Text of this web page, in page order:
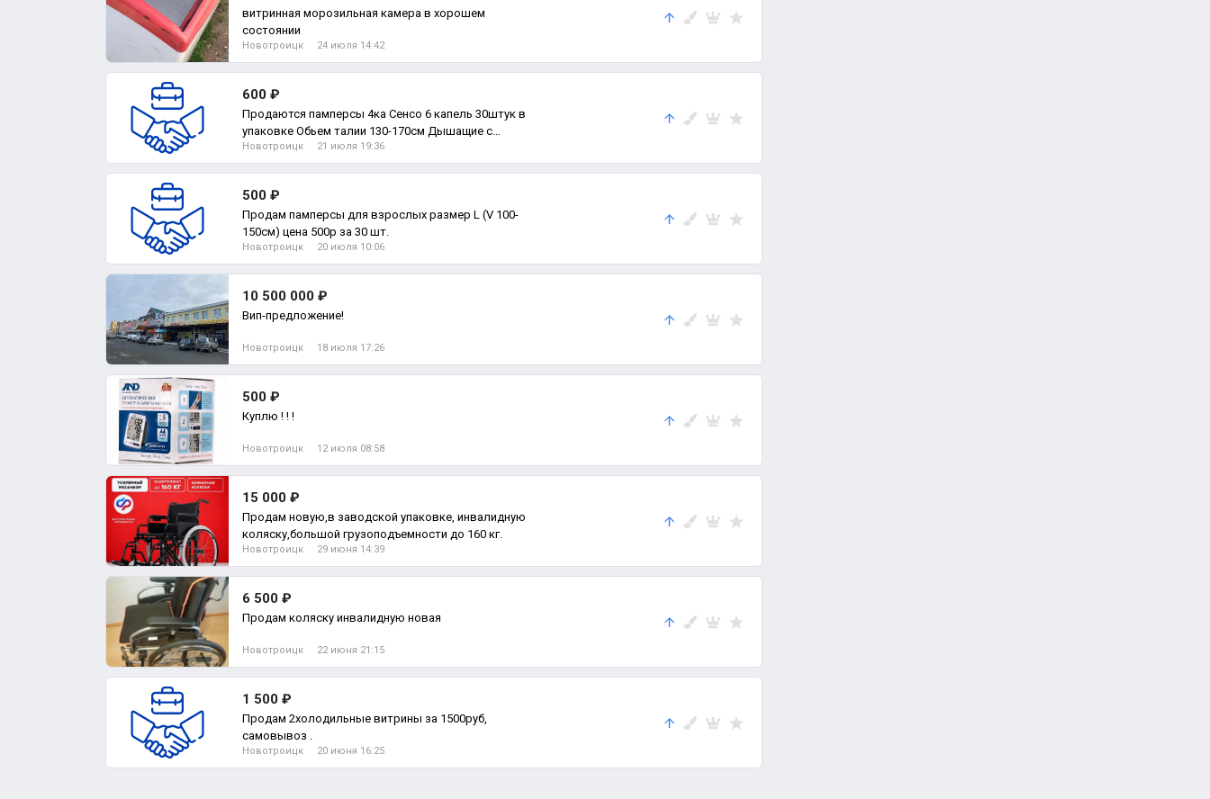
витринная морозильная камера в хорошем
состоянии
Новотроицк 24 июля 14:42
600 ₽
Продаются памперсы 4ка Сенсо 6 капель 30штук в
упаковке Обьем талии 130-170см Дышащие с
индикатором
Новотроицк 21 июля 19:36
500 ₽
Продам памперсы для взрослых размер L (V 100-
150см) цена 500р за 30 шт.
Новотроицк 20 июля 10:06
10 500 000 ₽
Вип-предложение!
Новотроицк 18 июля 17:26
500 ₽
Куплю ! ! !
Новотроицк 12 июля 08:58
15 000 ₽
Продам новую,в заводской упаковке, инвалидную
коляску,большой грузоподъемности до 160 кг.
Новотроицк 29 июня 14:39
6 500 ₽
Продам коляску инвалидную новая
Новотроицк 22 июня 21:15
1 500 ₽
Продам 2холодильные витрины за 1500руб,
самовывоз .
Новотроицк 20 июня 16:25